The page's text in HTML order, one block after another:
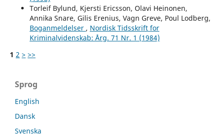
Torleif Bylund, Kjersti Ericsson, Olavi Heinonen,
Annika Snare, Gilis Erenius, Vagn Greve, Poul Lodberg,
Boganmeldelser , Nordisk Tidsskrift for
Kriminalvidenskab: Årg. 71 Nr. 1 (1984)
1 2 > >>
Sprog
English
Dansk
Svenska